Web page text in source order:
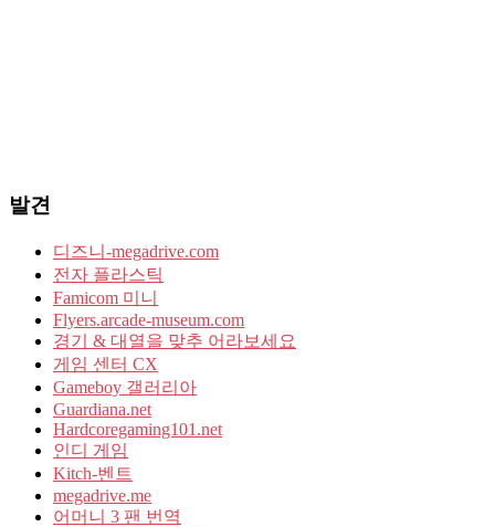
발견
디즈니-megadrive.com
전자 플라스틱
Famicom 미니
Flyers.arcade-museum.com
경기 & 대열을 맞추 어라보세요
게임 센터 CX
Gameboy 갤러리아
Guardiana.net
Hardcoregaming101.net
인디 게임
Kitch-벤트
megadrive.me
어머니 3 팬 번역